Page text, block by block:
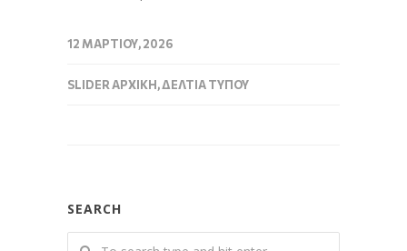
12 ΜΑΡΤΊΟΥ, 2026
SLIDER ΑΡΧΙΚΉ,ΔΕΛΤΊΑ ΤΎΠΟΥ
SEARCH